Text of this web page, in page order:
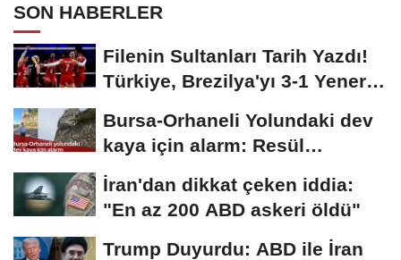
SON HABERLER
Filenin Sultanları Tarih Yazdı!
Türkiye, Brezilya'yı 3-1 Yenerek
Bursa-Orhaneli Yolundaki dev
kaya için alarm: Resül
Kaplan'dan yetkililere...
İran'dan dikkat çeken iddia:
"En az 200 ABD askeri öldü"
Trump Duyurdu: ABD ile İran